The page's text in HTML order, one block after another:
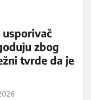
usporivač
zbog
tvrde da je